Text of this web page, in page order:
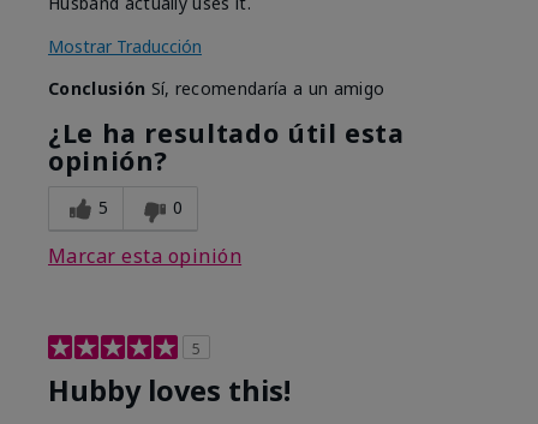
Mostrar Traducción
Conclusión Sí, recomendaría a un amigo
¿Le ha resultado útil esta
opinión?
5 0
Marcar esta opinión
5
Hubby loves this!